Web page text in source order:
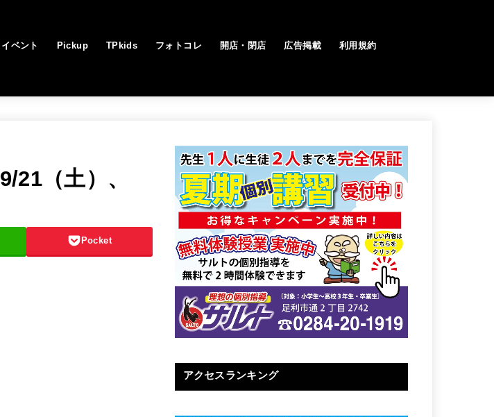
イベント Pickup TPkids フォトコレ 開店・閉店 広告掲載 利用規約
21（土）、
Pocket
アクセスランキング